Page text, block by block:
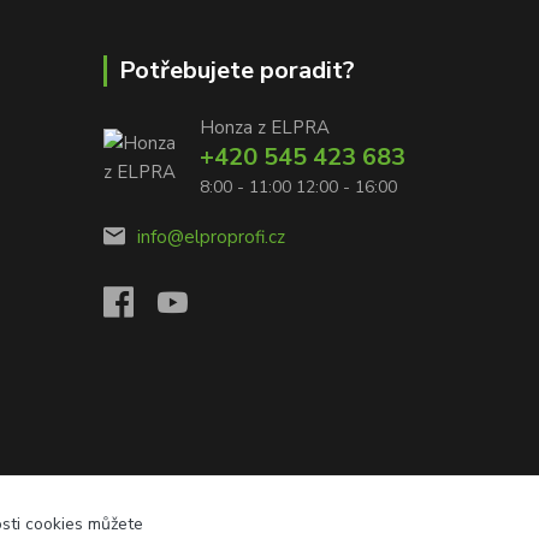
Potřebujete poradit?
Honza z ELPRA
+420 545 423 683
8:00 - 11:00 12:00 - 16:00
info@elproprofi.cz
cookies můžete